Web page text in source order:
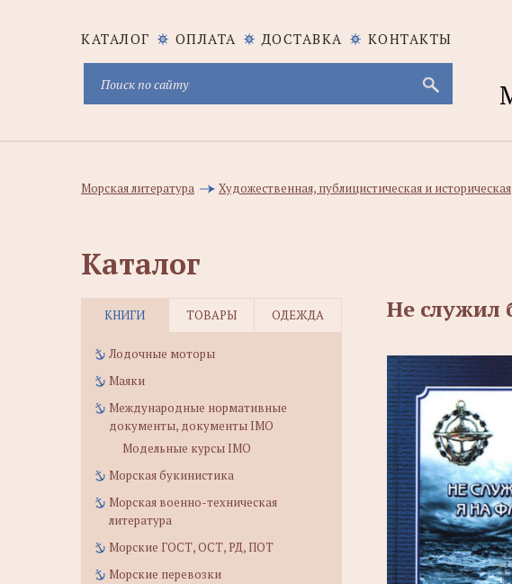
КАТАЛОГ ОПЛАТА ДОСТАВКА КОНТАКТЫ
Морская литература Художественная, публицистическая и историческая
Каталог
КНИГИ ТОВАРЫ ОДЕЖДА
Лодочные моторы
Маяки
Международные нормативные
документы, документы IMO
Модельные курсы IMO
Морская букинистика
Морская военно-техническая
литература
Морские ГОСТ, ОСТ, РД, ПОТ
Морские перевозки
Не служил